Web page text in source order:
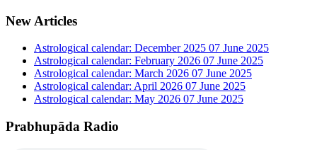
New Articles
Astrological calendar: December 2025 07 June 2025
Astrological calendar: February 2026 07 June 2025
Astrological calendar: March 2026 07 June 2025
Astrological calendar: April 2026 07 June 2025
Astrological calendar: May 2026 07 June 2025
Prabhupāda Radio